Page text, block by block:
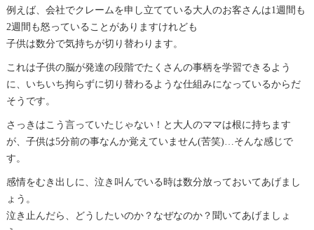
例えば、会社でクレームを申し立てている大人のお客さんは1週間も
2週間も怒っていることがありますけれども
子供は数分で気持ちが切り替わります。
これは子供の脳が発達の段階でたくさんの事柄を学習できるよう
に、いちいち拘らずに切り替わるような仕組みになっているからだ
そうです。
さっきはこう言っていたじゃない！と大人のママは根に持ちます
が、子供は5分前の事なんか覚えていません(苦笑)…そんな感じで
す。
感情をむき出しに、泣き叫んでいる時は数分放っておいてあげまし
ょう。
泣き止んだら、どうしたいのか？なぜなのか？聞いてあげましょ